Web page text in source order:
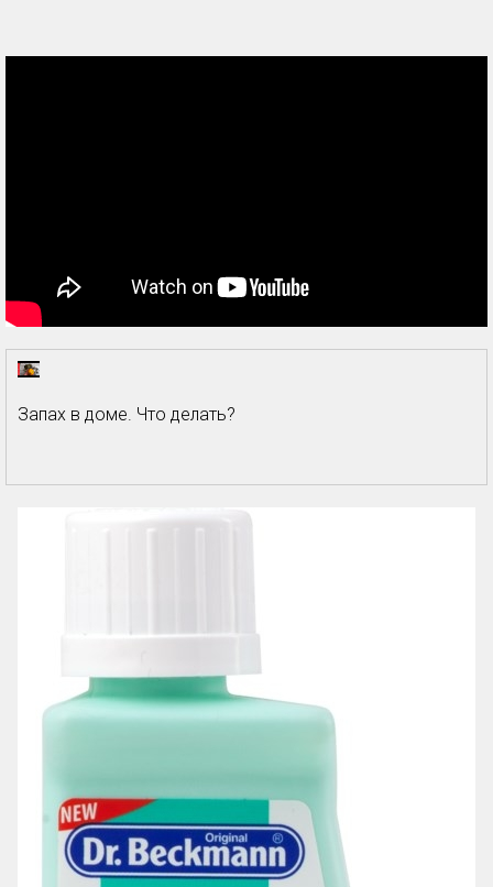
Запах в доме. Что делать?